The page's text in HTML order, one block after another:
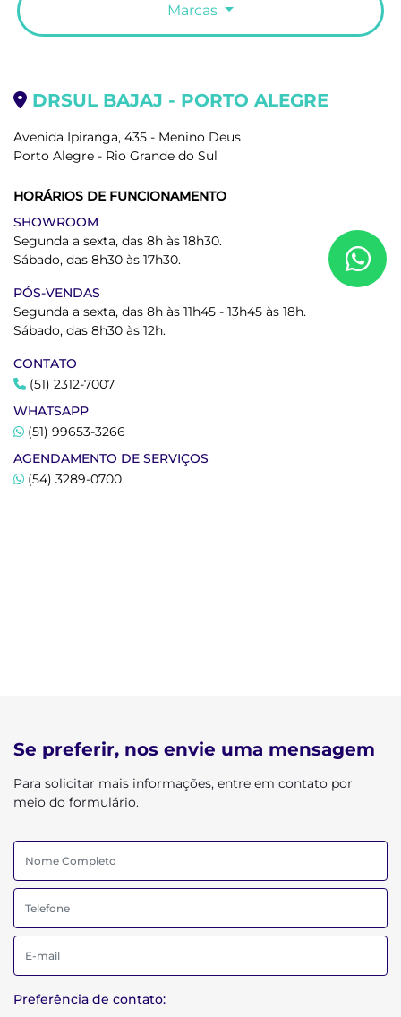
Marcas
DRSUL BAJAJ - PORTO ALEGRE
Avenida Ipiranga, 435 - Menino Deus
Porto Alegre - Rio Grande do Sul
HORÁRIOS DE FUNCIONAMENTO
SHOWROOM
Segunda a sexta, das 8h às 18h30.
Sábado, das 8h30 às 17h30.
PÓS-VENDAS
Segunda a sexta, das 8h às 11h45 - 13h45 às 18h.
Sábado, das 8h30 às 12h.
CONTATO
(51) 2312-7007
WHATSAPP
(51) 99653-3266
AGENDAMENTO DE SERVIÇOS
(54) 3289-0700
Se preferir, nos envie uma mensagem
Para solicitar mais informações, entre em contato por
meio do formulário.
Preferência de contato: